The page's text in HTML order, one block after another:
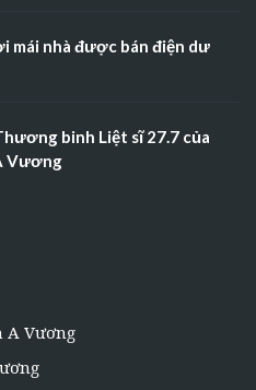
mái nhà được bán điện dư
binh Liệt sĩ 27.7 của
Vương
A Vương